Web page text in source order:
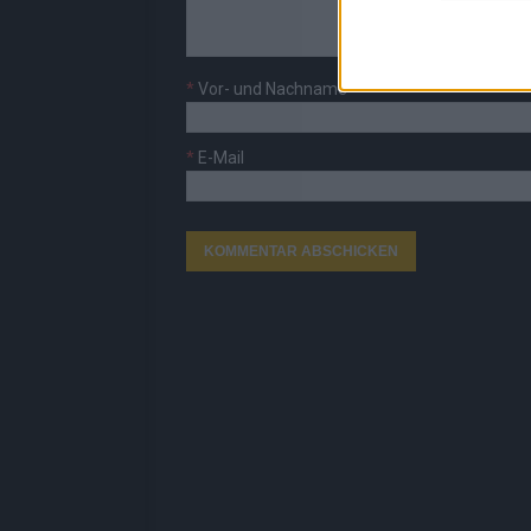
* Vor- und Nachname
* E-Mail